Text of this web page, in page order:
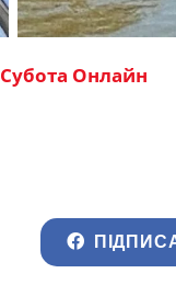
Субота Онлайн